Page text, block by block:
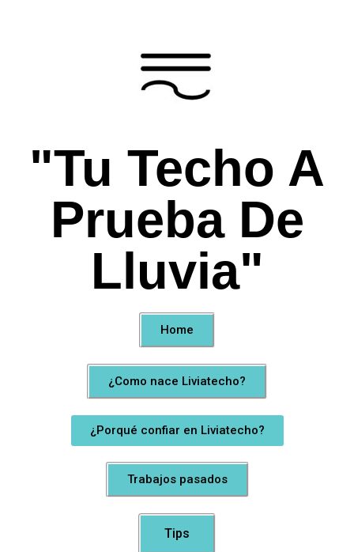
"Tu Techo A
Prueba De
Lluvia"
Home
¿Como nace Liviatecho?
¿Porqué confiar en Liviatecho?
Trabajos pasados
Tips